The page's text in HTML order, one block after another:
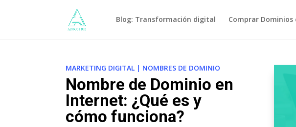
Blog: Transformación digital Comprar
MARKETING DIGITAL | NOMBRES DE DOMINIO
Nombre de Dominio en
Internet: ¿Qué es y
cómo funciona?